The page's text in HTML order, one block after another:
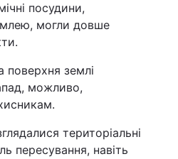
посудини,
могли довше
поверхня землі
можливо,
територіальні
пересування, навіть